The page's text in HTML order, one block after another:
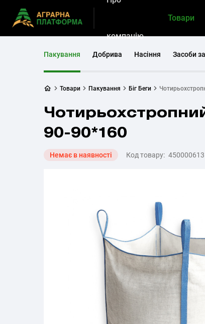
компанію
Товари
Пакування Добрива Насіння Засоби
Товари Пакування Біг Беги
90-90*160
Немає в наявності Код товару: 450000613